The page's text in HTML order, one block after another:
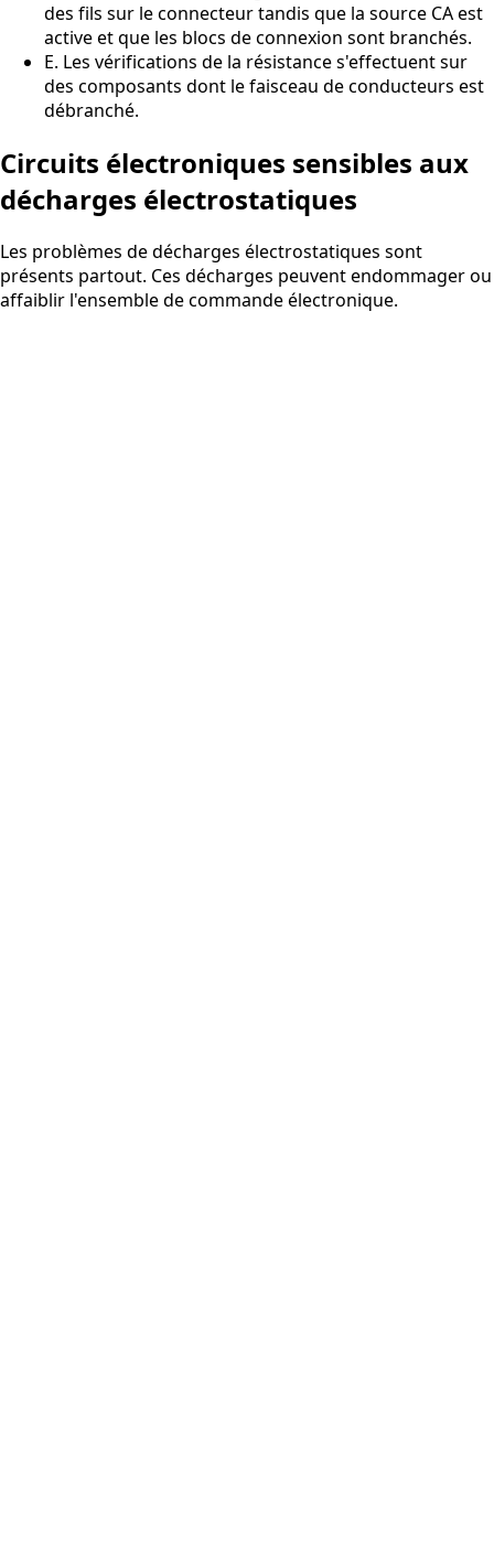
des fils sur le connecteur tandis que la source CA est
active et que les blocs de connexion sont branchés.
E. Les vérifications de la résistance s'effectuent sur
des composants dont le faisceau de conducteurs est
débranché.
Circuits électroniques sensibles aux
décharges électrostatiques
Les problèmes de décharges électrostatiques sont
présents partout. Ces décharges peuvent endommager ou
affaiblir l'ensemble de commande électronique.